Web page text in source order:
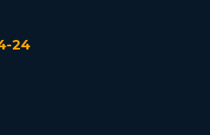
24